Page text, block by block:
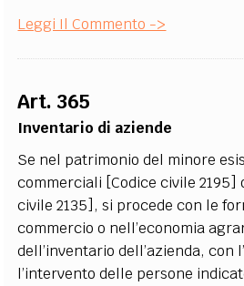
Leggi Il Commento ->
Art. 365
Inventario di aziende
Se nel patrimonio del minore
commerciali [Codice civile 2195]
civile 2135], si procede con le
commercio o nell’economia
dell’inventario dell’azienda, con
l’intervento delle persone